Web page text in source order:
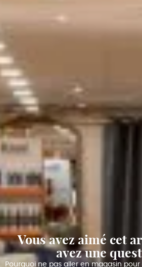
Vous avez aimé cet
avez une
Pourquoi ne pas aller en magasin